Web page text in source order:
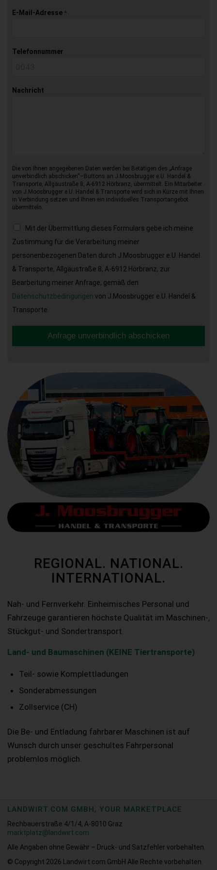
E-Mail-Adresse *
Telefonnummer
Nachricht
Die von Ihnen angegebenen Daten werden bei Betätigen des „Anfrage
unverbindlich abschicken“–Buttons an J.Moosbrugger e.U. Handel &
Transporte, Allgäustraße 8, A-6912 Hörbranz, übermittelt. Ein Mitarbeiter
von J.Moosbrugger e.U. Handel & Transporte wird sich in Kürze mit Ihnen
in Verbindung setzen und Ihnen ein individuelles Transportangebot
übermitteln.
Mit der Übermittlung dieses Formulars gebe ich meine
Zustimmung für die Verarbeitung meiner
personenbezogenen Daten durch J.Moosbrugger e.U. Handel
& Transporte, Allgäustraße 8, A-6912 Hörbranz, zur
Bearbeitung meiner Anfrage, gemäß den
Datenschutzbedingungen von J.Moosbrugger e.U. Handel &
Transporte.
Anfrage unverbindlich abschicken
REGIONAL. NATIONAL.
INTERNATIONAL.
Nah- und Fernverkehr. Einheimisches Personal und
Fahrzeuge garantieren höchste Qualität im Maschinen-,
Stückgut- und Sondertransport.
Land- und Baumaschinen (KEINE Tiertransporte)
Teil- sowie Komplettladungen
Sonderabmessungen
Zollservice (CH)
Die Be- und Entladung fahrbarer Maschinen ist auf
Wunsch durch unser geschultes Fahrpersonal
problemlos möglich.
LANDWIRT.COM GMBH, YOUR MARKETPLACE
Rechbauerstraße 4/1/4, A-8010 Graz
marktplatz@landwirt.com
Alle Angaben ohne Gewähr – Druck- und Satzfehler vorbehalten.
© Copyright 2026
Landwirt.com GmbH Alle Rechte vorbehalten.